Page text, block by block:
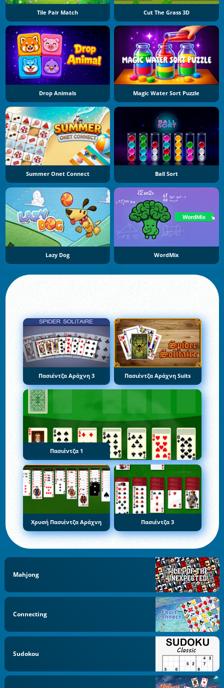
Tile Pair Match Cut The Grass 3D
Drop Animals Magic Water Sort Puzzle
Summer Onet Connect Ball Sort
Lazy Dog WordMix
Πασιέντζα Αράχνη 3 Πασιέντζα Αράχνη Suits
Πασιέντζα 1
Χρυσή Πασιέντζα Αράχνη Πασιέντζα 3
Mahjong
Connecting
Sudokou